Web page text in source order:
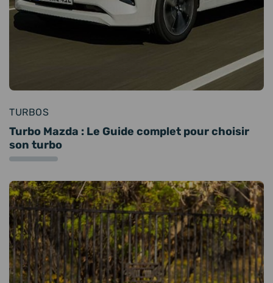
TURBOS
Turbo Mazda : Le Guide complet pour choisir
son turbo